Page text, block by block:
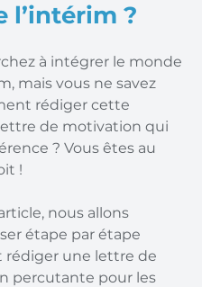
l’intérim ?
à intégrer le monde
mais vous ne savez
rédiger cette
de motivation qui
? Vous êtes au
!
nous allons
étape par étape
une lettre de
percutante pour les